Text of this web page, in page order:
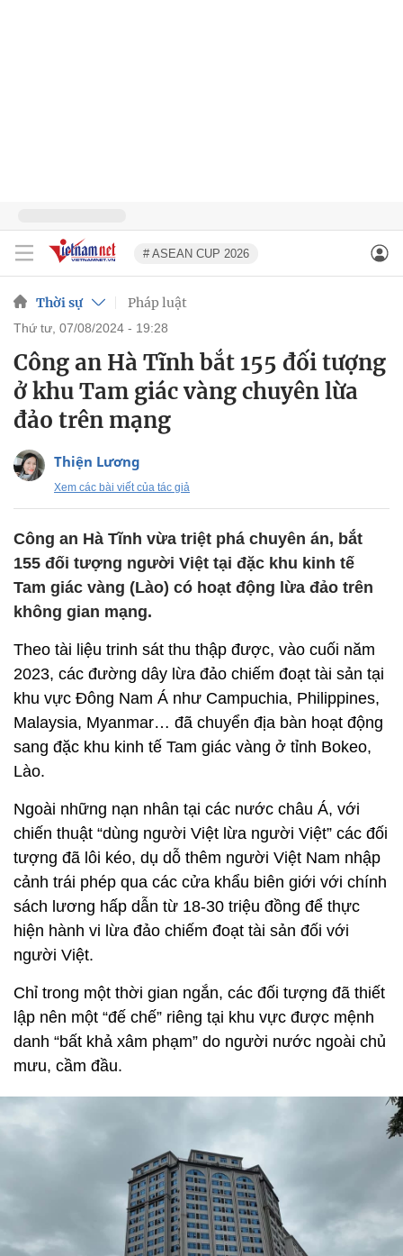
# ASEAN CUP 2026
Thời sự Pháp luật
thứ tư, 07/08/2024 - 19:28
Công an Hà Tĩnh bắt 155 đối tượng
ở khu Tam giác vàng chuyên lừa
đảo trên mạng
Thiện Lương
Xem các bài viết của tác giả
Công an Hà Tĩnh vừa triệt phá chuyên án, bắt
155 đối tượng người Việt tại đặc khu kinh tế
Tam giác vàng (Lào) có hoạt động lừa đảo trên
không gian mạng.
Theo tài liệu trinh sát thu thập được, vào cuối năm
2023, các đường dây lừa đảo chiếm đoạt tài sản tại
khu vực Đông Nam Á như Campuchia, Philippines,
Malaysia, Myanmar… đã chuyển địa bàn hoạt động
sang đặc khu kinh tế Tam giác vàng ở tỉnh Bokeo,
Lào.
Ngoài những nạn nhân tại các nước châu Á, với
chiến thuật “dùng người Việt lừa người Việt” các đối
tượng đã lôi kéo, dụ dỗ thêm người Việt Nam nhập
cảnh trái phép qua các cửa khẩu biên giới với chính
sách lương hấp dẫn từ 18-30 triệu đồng để thực
hiện hành vi lừa đảo chiếm đoạt tài sản đối với
người Việt.
Chỉ trong một thời gian ngắn, các đối tượng đã thiết
lập nên một “đế chế” riêng tại khu vực được mệnh
danh “bất khả xâm phạm” do người nước ngoài chủ
mưu, cầm đầu.